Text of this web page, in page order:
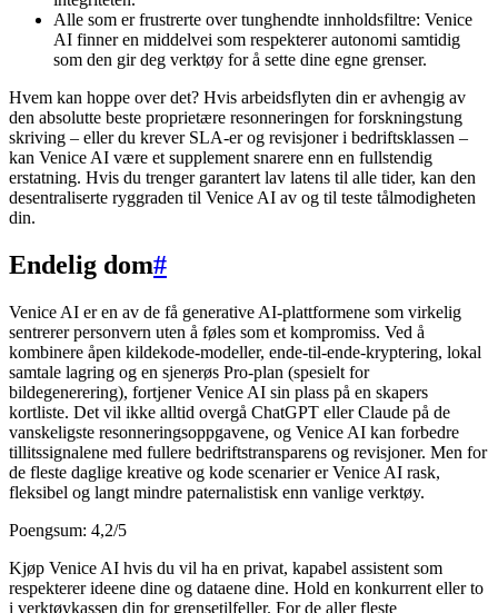
Alle som er frustrerte over tunghendte innholdsfiltre: Venice
AI finner en middelvei som respekterer autonomi samtidig
som den gir deg verktøy for å sette dine egne grenser.
Hvem kan hoppe over det? Hvis arbeidsflyten din er avhengig av
den absolutte beste proprietære resonneringen for forskningstung
skriving – eller du krever SLA-er og revisjoner i bedriftsklassen –
kan Venice AI være et supplement snarere enn en fullstendig
erstatning. Hvis du trenger garantert lav latens til alle tider, kan den
desentraliserte ryggraden til Venice AI av og til teste tålmodigheten
din.
Endelig dom#
Venice AI er en av de få generative AI-plattformene som virkelig
sentrerer personvern uten å føles som et kompromiss. Ved å
kombinere åpen kildekode-modeller, ende-til-ende-kryptering, lokal
samtale lagring og en sjenerøs Pro-plan (spesielt for
bildegenerering), fortjener Venice AI sin plass på en skapers
kortliste. Det vil ikke alltid overgå ChatGPT eller Claude på de
vanskeligste resonneringsoppgavene, og Venice AI kan forbedre
tillitssignalene med fullere bedriftstransparens og revisjoner. Men for
de fleste daglige kreative og kode scenarier er Venice AI rask,
fleksibel og langt mindre paternalistisk enn vanlige verktøy.
Poengsum: 4,2/5
Kjøp Venice AI hvis du vil ha en privat, kapabel assistent som
respekterer ideene dine og dataene dine. Hold en konkurrent eller to
i verktøykassen din for grensetilfeller. For de aller fleste